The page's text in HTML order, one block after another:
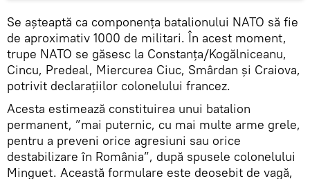
Se așteaptă ca componența batalionului NATO să fie
de aproximativ 1000 de militari. În acest moment,
trupe NATO se găsesc la Constanța/Kogălniceanu,
Cincu, Predeal, Miercurea Ciuc, Smârdan și Craiova,
potrivit declarațiilor colonelului francez.
Acesta estimează constituirea unui batalion
permanent, ”mai puternic, cu mai multe arme grele,
pentru a preveni orice agresiuni sau orice
destabilizare în România”, după spusele colonelului
Minguet. Această formulare este deosebit de vagă,